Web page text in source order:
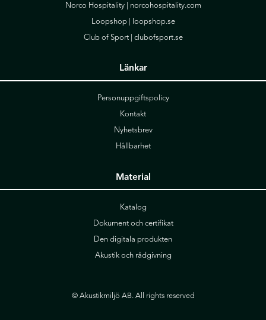
Norco Hospitality | norcohospitality.com
Loopshop |
loopshop.se
Club of Sport | clubofsport.se
Länkar
Personuppgiftspolicy
Kontakt
Nyhetsbrev
Hållbarhet
Material
Katalog
Dokument och certifikat
Den digitala produkten
Akustik och rådgivning
© Akustikmiljö AB. All rights reserved